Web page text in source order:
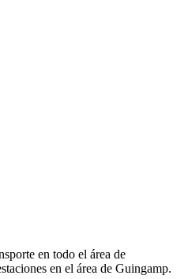
en todo el área de
en el área de Guingamp.